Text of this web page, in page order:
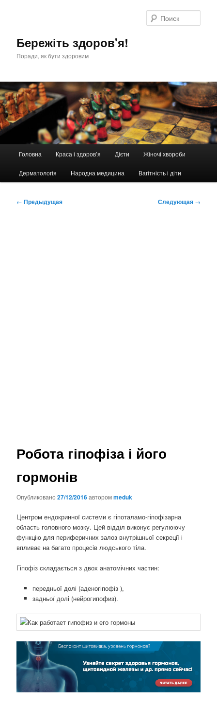
Бережіть здоров'я!
Поради, як бути здоровим
Головна Краса і здоров’я Дієти Жіночі хвороби
Дерматологія Народна медицина Вагітність і діти
Навигация
← Предыдущая Следующая →
Робота гіпофіза і його
гормонів
Опубликовано27/12/2016авторомmeduk
Центром ендокринної системи є гіпоталамо-гіпофізарна
область головного мозку. Цей відділ виконує регулюючу
функцію для периферичних залоз внутрішньої секреції і
впливає на багато процесів людського тіла.
Гіпофіз складається з двох анатомічних частин:
передньої долі (аденогіпофіз ),
задньої долі (нейрогипофиз).